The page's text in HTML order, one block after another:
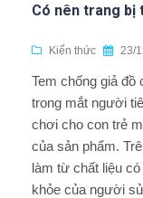
Có nên trang bị
Kiến thức 23/
Tem chống giả
trong mắt người
chơi cho con trẻ
của sản phẩm.
làm từ chất liệu
khỏe của người